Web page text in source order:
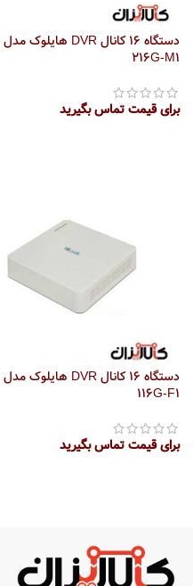
216G-M1
برای قیمت تماس بگیرید
116G-F1
برای قیمت تماس بگیرید